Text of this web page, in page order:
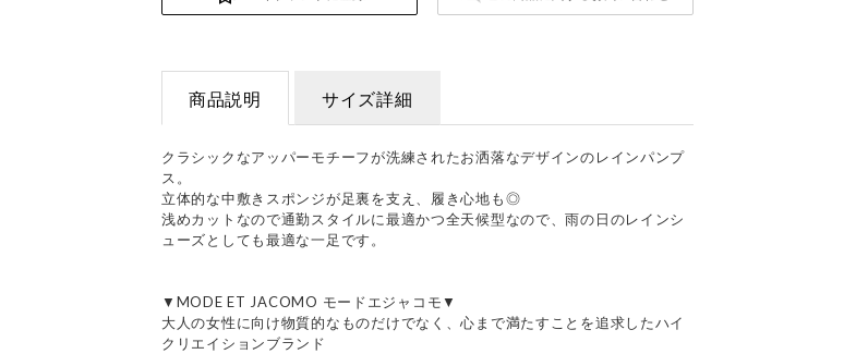
商品説明 サイズ詳細
クラシックなアッパーモチーフが洗練されたお洒落なデザインのレインパンプ
ス。
立体的な中敷きスポンジが足裏を支え、履き心地も◎
浅めカットなので通勤スタイルに最適かつ全天候型なので、雨の日のレインシ
ューズとしても最適な一足です。
▼MODE ET JACOMO モードエジャコモ▼
大人の女性に向け物質的なものだけでなく、心まで満たすことを追求したハイ
クリエイションブランド